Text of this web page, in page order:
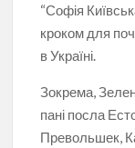
“Софія
кроком для
в Україні.
Зокрема,
пані посла
Превольшек,